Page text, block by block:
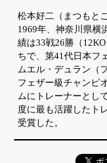
松本好二（まつもと
1969年、神奈川県横
績は33戦26勝（
ちで、第41代日本フ
ムエル・デュラン（
フェザー級チャンピ
ムにトレーナーとし
度に最も活躍したト
受賞した。